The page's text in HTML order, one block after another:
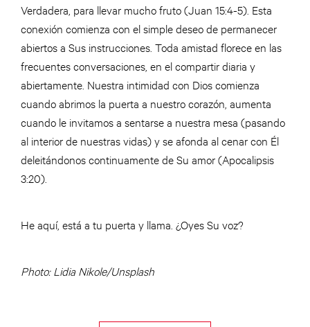
Verdadera, para llevar mucho fruto (Juan 15:4-5). Esta
conexión comienza con el simple deseo de permanecer
abiertos a Sus instrucciones. Toda amistad florece en las
frecuentes conversaciones, en el compartir diaria y
abiertamente. Nuestra intimidad con Dios comienza
cuando abrimos la puerta a nuestro corazón, aumenta
cuando le invitamos a sentarse a nuestra mesa (pasando
al interior de nuestras vidas) y se afonda al cenar con Él
deleitándonos continuamente de Su amor (Apocalipsis
3:20).
He aquí, está a tu puerta y llama. ¿Oyes Su voz?
Photo: Lidia Nikole/Unsplash